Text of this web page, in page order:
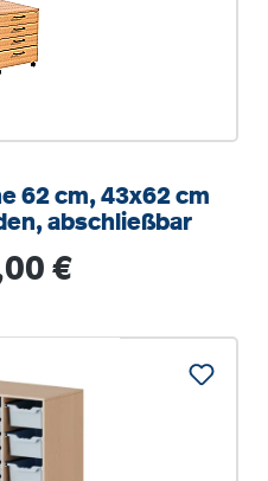
62 cm, 43x62 cm
abschließbar
Preis:
€